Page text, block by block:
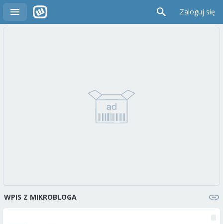
Zaloguj się
WPIS Z MIKROBLOGA